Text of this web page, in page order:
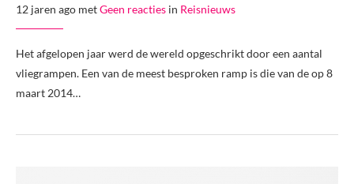
12 jaren ago metGeen reacties in Reisnieuws
Het afgelopen jaar werd de wereld opgeschrikt door een aantal
vliegrampen. Een van de meest besproken ramp is die van de op 8
maart 2014…